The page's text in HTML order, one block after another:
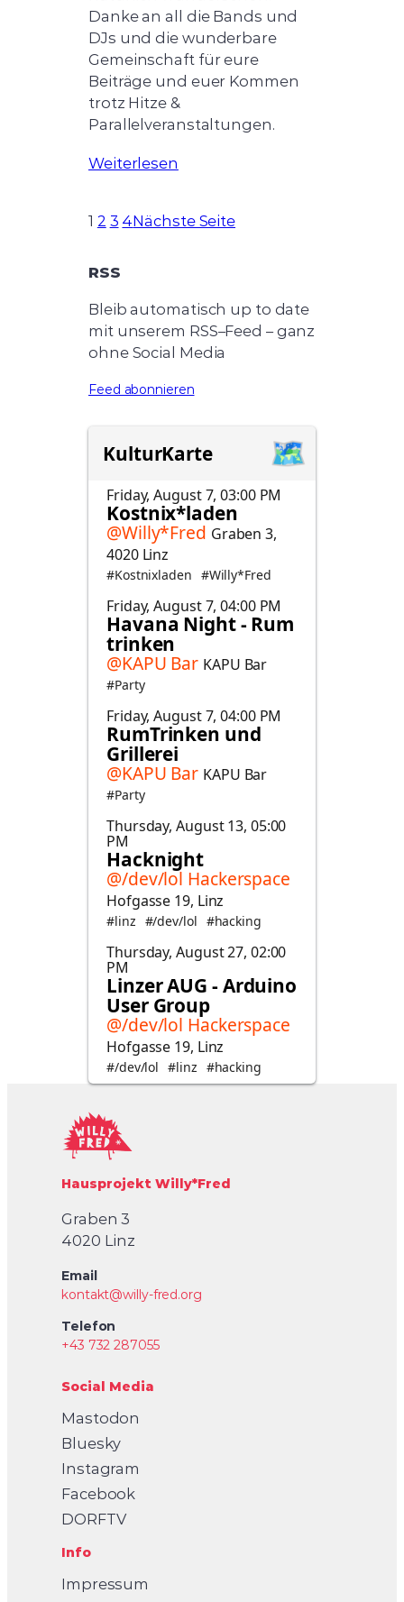
Danke an all die Bands und
DJs und die wunderbare
Gemeinschaft für eure
Beiträge und euer Kommen
trotz Hitze &
Parallelveranstaltungen.
Weiterlesen
1 2 3 4Nächste Seite
RSS
Bleib automatisch up to date
mit unserem RSS–Feed – ganz
ohne Social Media
Feed abonnieren
Hausprojekt Willy*Fred
Graben 3
4020 Linz
Email
kontakt@willy-fred.org
Telefon
+43 732 287055
Social Media
Mastodon
Bluesky
Instagram
Facebook
DORFTV
Info
Impressum